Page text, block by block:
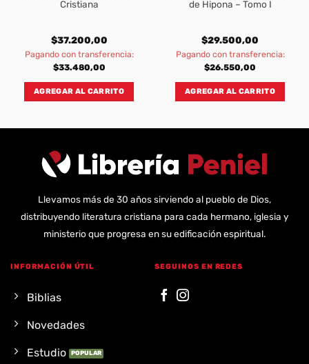
Cristiana
$37.200,00
Pagando con transferencia:
$33.480,00
AGREGAR AL CARRITO
de Hipona – Tomo I
$29.500,00
Pagando con transferencia:
$26.550,00
AGREGAR AL CARRITO
Llevamos más de 30 años sirviendo al pueblo de Dios,
distribuyendo literatura cristiana para cada hermano, iglesia y
ministerio que progresa en su edificación espiritual.
INFORMACIÓN ÚTIL
Biblias
Novedades
Estudio
SEGUINOS EN REDES